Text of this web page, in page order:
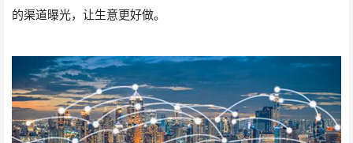
的渠道曝光，让生意更好做。